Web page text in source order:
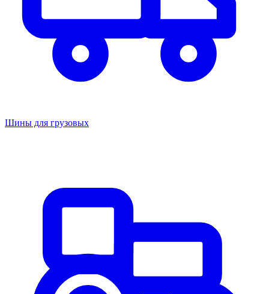
Шины для грузовых